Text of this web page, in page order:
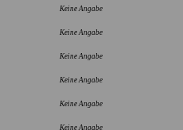
Keine Angabe
Keine Angabe
Keine Angabe
Keine Angabe
Keine Angabe
Keine Angabe